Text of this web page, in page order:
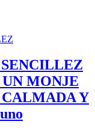
UN MONJE
CALMADA Y